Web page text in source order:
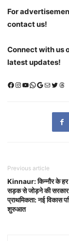
For
contact us!
Connect with us
latest updates!
Facebook
Instagram
YouTube
WhatsApp
Google
Mail
X
Previous article
Kinnaur: किन्नौर के हर
सड़क से जोड़ने की सरकार
प्राथमिकता: नई विकास
शुरुआत